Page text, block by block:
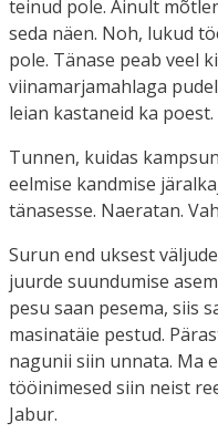
teinud pole. Ainult
seda näen. Noh, lukud
pole. Tänase peab veel
viinamarjamahlaga
leian kastaneid ka poest.
Tunnen, kuidas
eelmise kandmise
tänasesse. Naeratan.
Surun end uksest
juurde suundumise
pesu saan pesema, siis
masinatäie pestud.
nagunii siin unnata. Ma
tööinimesed siin neist
Jabur.